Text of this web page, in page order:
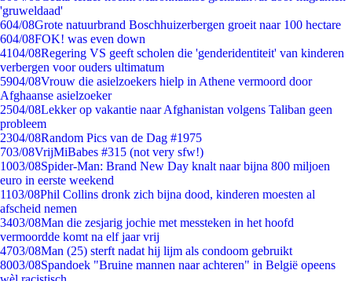
'gruweldaad'
604/08Grote natuurbrand Boschhuizerbergen groeit naar 100 hectare
604/08FOK! was even down
4104/08Regering VS geeft scholen die 'genderidentiteit' van kinderen
verbergen voor ouders ultimatum
5904/08Vrouw die asielzoekers hielp in Athene vermoord door
Afghaanse asielzoeker
2504/08Lekker op vakantie naar Afghanistan volgens Taliban geen
probleem
2304/08Random Pics van de Dag #1975
703/08VrijMiBabes #315 (not very sfw!)
1003/08Spider-Man: Brand New Day knalt naar bijna 800 miljoen
euro in eerste weekend
1103/08Phil Collins dronk zich bijna dood, kinderen moesten al
afscheid nemen
3403/08Man die zesjarig jochie met messteken in het hoofd
vermoordde komt na elf jaar vrij
4703/08Man (25) sterft nadat hij lijm als condoom gebruikt
8003/08Spandoek "Bruine mannen naar achteren" in België opeens